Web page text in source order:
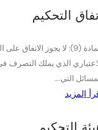
التحكيم
المادة (9): لا يجوز
الذي يملك التصرف
التي....
المزيد